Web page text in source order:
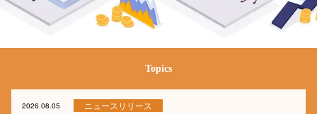
Topics
2026.08.05 ニュースリリース